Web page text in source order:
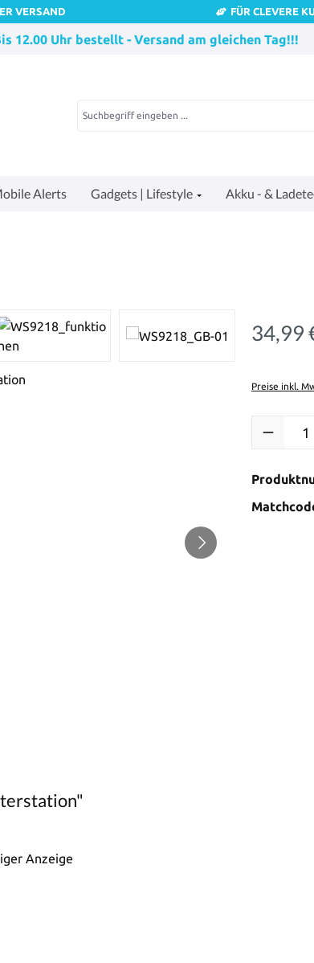
VERSAND FÜR CLEVERE
12.00 Uhr bestellt - Versand am gleichen Tag!!!
Alerts Gadgets | Lifestyle Akku - &
Regulärer
34,99
Preise inkl.
Produkt
Anzeige